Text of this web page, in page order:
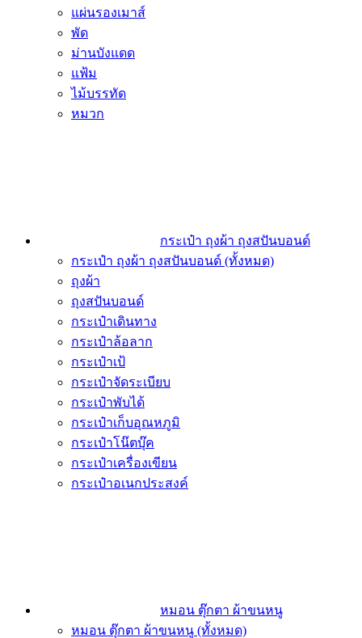
แผ่นรองเมาส์
พัด
ม่านบังแดด
แฟ้ม
ไม้บรรทัด
หมวก
กระเป๋า ถุงผ้า ถุงสปันบอนด์
กระเป๋า ถุงผ้า ถุงสปันบอนด์ (ทั้งหมด)
ถุงผ้า
ถุงสปันบอนด์
กระเป๋าเดินทาง
กระเป๋าล้อลาก
กระเป๋าเป้
กระเป๋าจัดระเบียบ
กระเป๋าพับได้
กระเป๋าเก็บอุณหภูมิ
กระเป๋าโน๊ตบุ๊ค
กระเป๋าเครื่องเขียน
กระเป๋าอเนกประสงค์
หมอน ตุ๊กตา ผ้าขนหนู
หมอน ตุ๊กตา ผ้าขนหนู (ทั้งหมด)